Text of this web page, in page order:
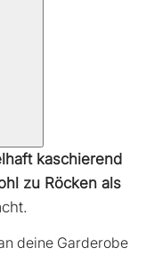
kaschierend
zu Röcken als
deine Garderobe